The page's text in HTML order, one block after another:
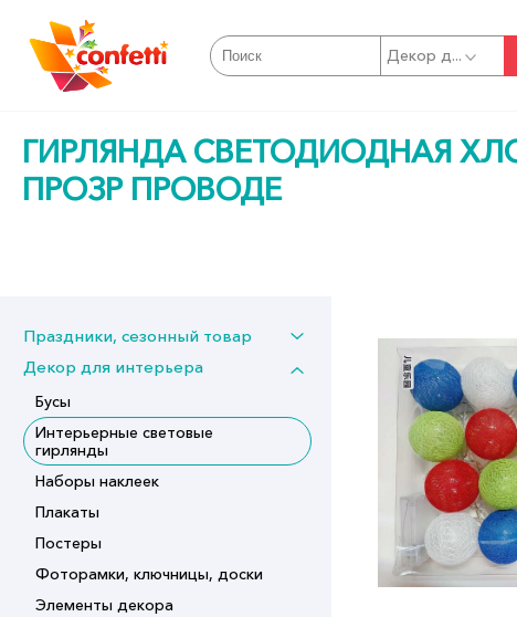
Декор д...
ГИРЛЯНДА СВЕТОДИОДНАЯ
ПРОЗР ПРОВОДЕ
Праздники, сезонный товар
Декор для интерьера
Бусы
Интерьерные световые
гирлянды
Наборы наклеек
Плакаты
Постеры
Фоторамки, ключницы, доски
Элементы декора